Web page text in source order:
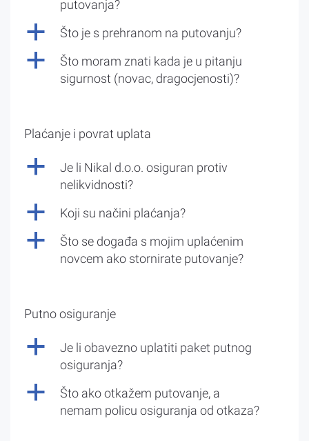
putovanja?
a Što je s prehranom na putovanju?
a
Što moram znati kada je u pitanju
sigurnost (novac, dragocjenosti)?
Plaćanje i povrat uplata
a
Je li Nikal d.o.o. osiguran protiv
nelikvidnosti?
a Koji su načini plaćanja?
a
Što se događa s mojim uplaćenim
novcem ako stornirate putovanje?
Putno osiguranje
a
Je li obavezno uplatiti paket putnog
osiguranja?
a
Što ako otkažem putovanje, a
nemam policu osiguranja od otkaza?